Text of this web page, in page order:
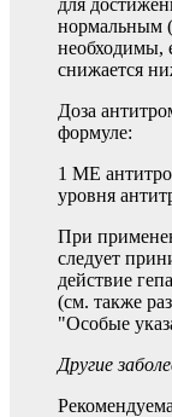
нормальным
необходимы,
снижается
Доза
формуле:
1 ME
уровня
При
следует
действие
(см. также
"Особые
Другие